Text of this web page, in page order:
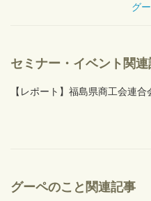
グ
セミナー・イベント関
【レポート】福島県商工会連
グーペのこと関連記事